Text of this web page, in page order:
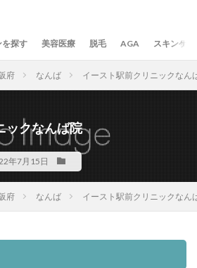
を探す 美容医療 脱毛 AGA スキンケア
府 なんば イースト駅前クリニックなん
ックなんば院
年7月15日
府 なんば イースト駅前クリニックなん